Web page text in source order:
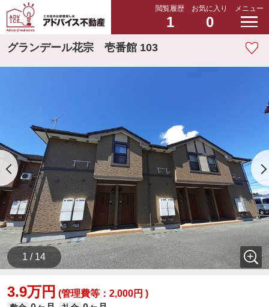
閲覧履歴
1
お気に入り
0
メニュー
グランデール花宗 壱番館 103
1 / 14
3.9万円 (管理費等：2,000円 )